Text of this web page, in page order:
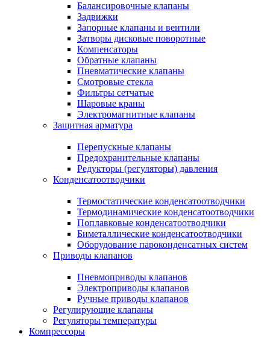
Балансировочные клапаны
Задвижки
Запорные клапаны и вентили
Затворы дисковые поворотные
Компенсаторы
Обратные клапаны
Пневматические клапаны
Смотровые стекла
Фильтры сетчатые
Шаровые краны
Электромагнитные клапаны
Защитная арматура
Перепускные клапаны
Предохранительные клапаны
Редукторы (регуляторы) давления
Конденсатоотводчики
Термостатические конденсатоотводчики
Термодинамические конденсатоотводчики
Поплавковые конденсатоотводчики
Биметаллические конденсатоотводчики
Оборудование пароконденсатных систем
Приводы клапанов
Пневмоприводы клапанов
Электроприводы клапанов
Ручные приводы клапанов
Регулирующие клапаны
Регуляторы температуры
Компрессоры